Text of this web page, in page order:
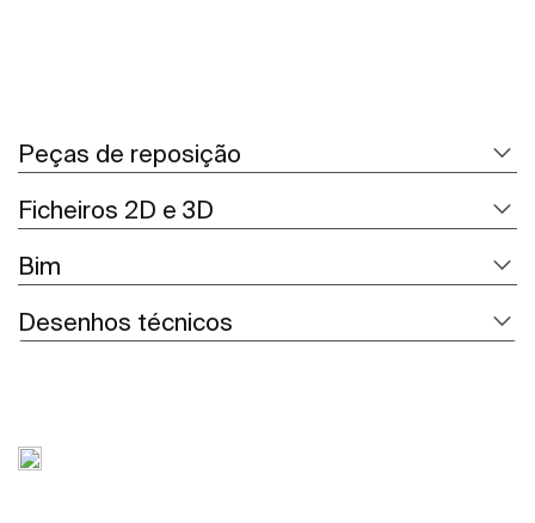
Peças de reposição
Ficheiros 2D e 3D
Bim
Desenhos técnicos